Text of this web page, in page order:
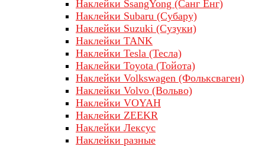
Наклейки SsangYong (Санг Енг)
Наклейки Subaru (Субару)
Наклейки Suzuki (Сузуки)
Наклейки TANK
Наклейки Tesla (Тесла)
Наклейки Toyota (Тойота)
Наклейки Volkswagen (Фольксваген)
Наклейки Volvo (Вольво)
Наклейки VOYAH
Наклейки ZEEKR
Наклейки Лексус
Наклейки разные